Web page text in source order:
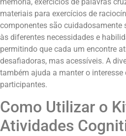
materiais para exercícios de
componentes são cuidadosamente
às diferentes necessidades e
permitindo que cada um encontre
desafiadoras, mas acessíveis. A
também ajuda a manter o
participantes.
Como Utilizar o
Atividades